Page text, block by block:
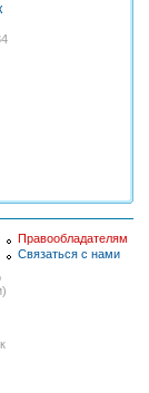
Правообладателям
Связаться с нами